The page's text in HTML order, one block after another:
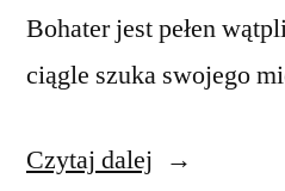
Bohater jest pełen
ciągle szuka swojego
Czytaj dalej „Between